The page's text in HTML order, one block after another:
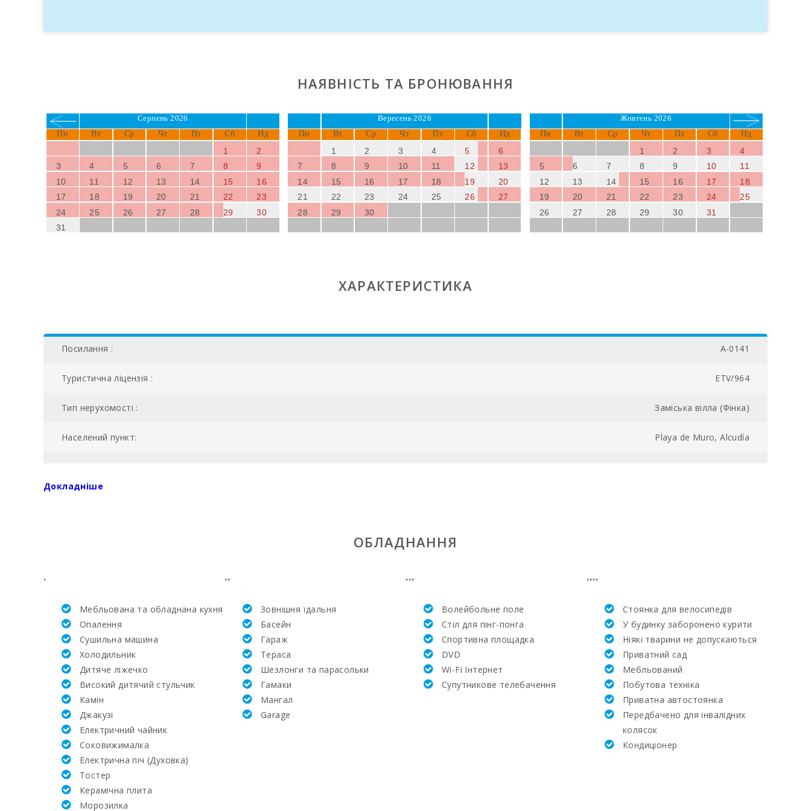
. Трохи далі маршрут веде по підйомному шляху до ермітежу Вікторії , звідки відкриваються захоплюючі види.
НАЯВНІСТЬ ТА БРОНЮВАННЯ
Серпень 2026
Пн Вт Ср Чт Пт Сб Нд
1
2
3
4 5 6 7 8
9
10
11 12 13 14 15
16
17
18 19 20 21 22
23
24
25 26 27 28 29
30
31
Вересень 2026
Пн Вт Ср Чт Пт Сб Нд
1 2 3 4 5
6
7
8 9 10 11 12
13
14
15 16 17 18 19
20
21
22 23 24 25 26
27
28
29 30
Жовтень 2026
Пн Вт Ср Чт Пт Сб Нд
1 2 3
4
5
6 7 8 9 10
11
12
13 14 15 16 17
18
19
20 21 22 23 24
25
26
27 28 29 30 31
ХАРАКТЕРИСТИКА
Посилання : A-0141
Туристична ліцензія : ETV/964
Тип нерухомості : Заміська вілла (Фінка)
Населений пункт: Playa de Muro, Alcudía
Алканада Гольф (Alcanada Golf) (км):
Академія та тенісна школа Рафаэля Надаля (км): 33.5
Найближча лікарня в Алькудії (км):
Клініка Сон Еспасесс в Пальма-де-Майорка (км):
Щотижневий базар в Алькудії (вівторок та неділя) (км):
Супермаркет - Меркадона (км):
Супермаркет - EROSKY (км):
Докладніше
ОБЛАДНАННЯ
.
Мебльована та обладнана кухня
Опалення
Сушильна машина
Холодильник
Дитяче ліжечко
Високий дитячий стульчик
Камін
Джакузі
Електричний чайник
Соковижималка
Електрична піч (Духовка)
Тостер
Керамічна плита
Mорозилка
..
Зовнішня їдальня
Басейн
Гараж
Тераса
Шезлонги та парасольки
Гамаки
Mангал
Garage
...
Волейбольне поле
Стіл для пінг-понга
Cпортивна площадка
DVD
Wi-Fi Інтернет
Супутникове телебачення
....
Стоянка для велосипедів
У будинку заборонено курити
Ніякі тварини не допускаються
Приватний сад
Мебльований
Побутова техніка
Приватна автостоянка
Передбачено для інвалідних
колясок
Кондиціонер